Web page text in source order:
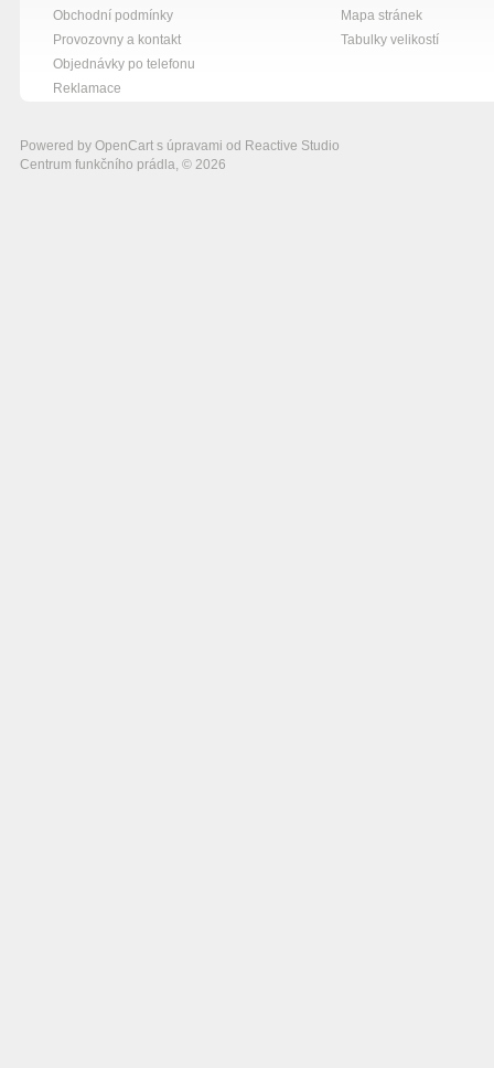
Obchodní podmínky
Provozovny a kontakt
Objednávky po telefonu
Reklamace
Mapa stránek
Tabulky velikostí
Powered by OpenCart s úpravami od Reactive Studio
Centrum funkčního prádla, © 2026